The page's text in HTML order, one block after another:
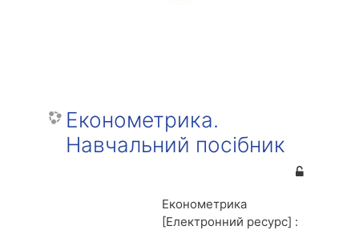
Економетрика.
Навчальний посібник
Економетрика
[Електронний ресурс] :